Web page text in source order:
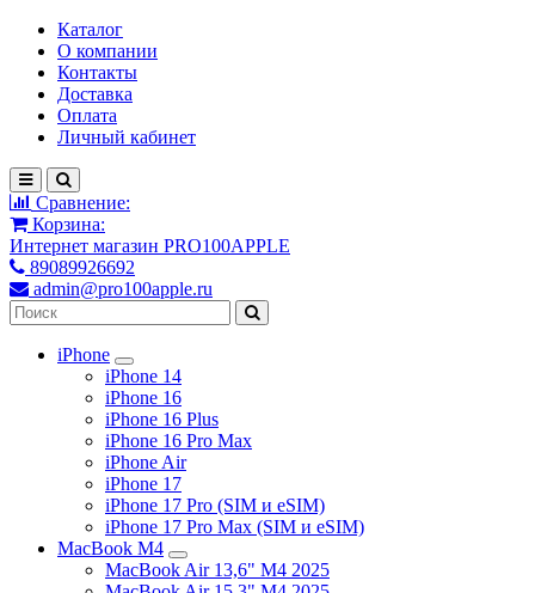
Каталог
О компании
Контакты
Доставка
Оплата
Личный кабинет
Сравнение:
Корзина:
Интернет магазин PRO100APPLE
89089926692
admin@pro100apple.ru
iPhone
iPhone 14
iPhone 16
iPhone 16 Plus
iPhone 16 Pro Max
iPhone Air
iPhone 17
iPhone 17 Pro (SIM и eSIM)
iPhone 17 Pro Max (SIM и eSIM)
MacBook M4
MacBook Air 13,6" M4 2025